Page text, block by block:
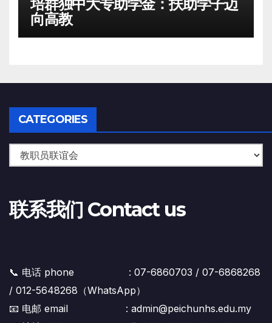
培群独中大专助学金：扶助学子迈
向高教
CATEGORIES
联系我们 Contact us
📞 电话 phone : 07-6860703 / 07-6868268
/ 012-5648268（WhatsApp）
📧 电邮 email : admin@peichunhs.edu.my